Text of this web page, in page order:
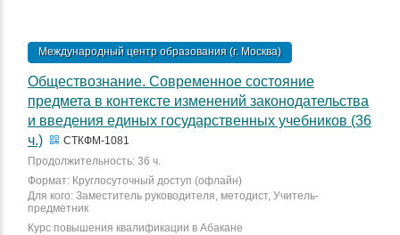
Международный центр образования (г. Москва)
Обществознание. Современное состояние
предмета в контексте изменений законодательства
и введения единых государственных учебников (36
ч.)
СТКФМ-1081
Продолжительность: 36 ч.
Формат: Круглосуточный доступ (офлайн)
Для кого: Заместитель руководителя, методист, Учитель-
предметник
Курс повышения квалификации в Абакане